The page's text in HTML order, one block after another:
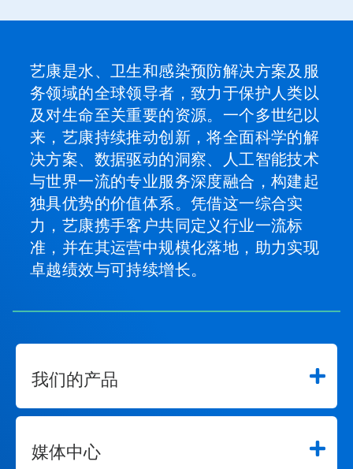
艺康是水、卫生和感染预防解决方案及服
务领域的全球领导者，致力于保护人类以
及对生命至关重要的资源。一个多世纪以
来，艺康持续推动创新，将全面科学的解
决方案、数据驱动的洞察、人工智能技术
与世界一流的专业服务深度融合，构建起
独具优势的价值体系。凭借这一综合实
力，艺康携手客户共同定义行业一流标
准，并在其运营中规模化落地，助力实现
卓越绩效与可持续增长。
我们的产品
媒体中心